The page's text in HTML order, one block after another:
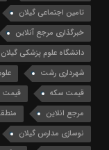
تامین اجتماعی گیلان
خبرگذاری مرجع آنلاین
دانشگاه علوم پزشکی گیلان
شهرداری رشت
قیمت سکه
قیمت
مرجع انلاین
نوسازی مدارس گیلان